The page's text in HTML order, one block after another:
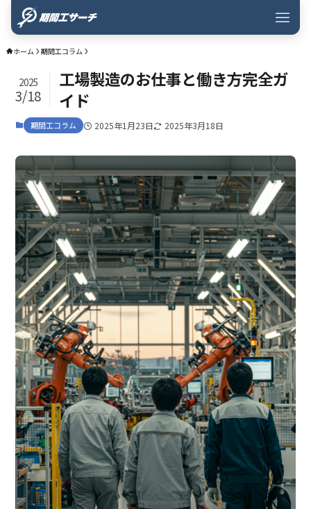
ホーム 期間工コラム
工場製造のお仕事と働き方完全ガ
イド
2025
3/18
期間工コラム 2025年1月23日 2025年3月18日